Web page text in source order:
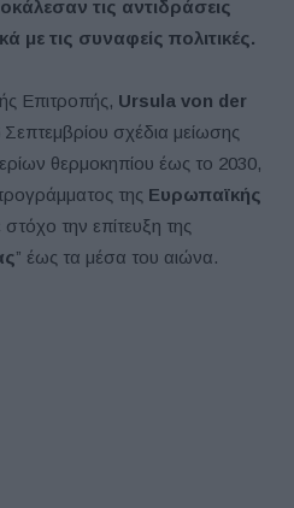
τις αντιδράσεις
με τις συναφείς πολιτικές.
Επιτροπής, Ursula von der
σχέδια μείωσης
θερμοκηπίου έως το 2030,
της Ευρωπαϊκής
στόχο την επίτευξη της
” έως τα μέσα του αιώνα.